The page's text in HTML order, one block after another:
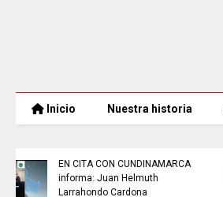
Inicio Nuestra historia
TRABAJO.............si hay//
miércoles 5 de agosto de